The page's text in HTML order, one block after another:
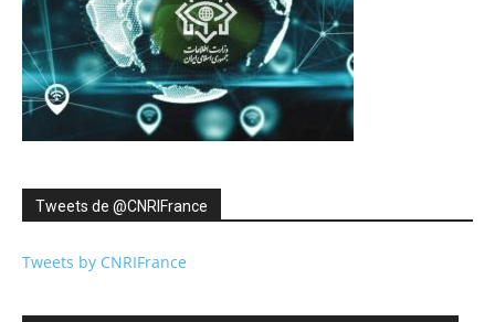
Tweets de ‎@CNRIFrance
Tweets by CNRIFrance